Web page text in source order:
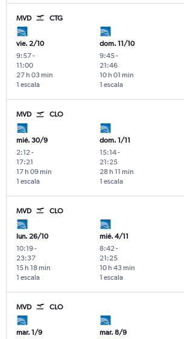
MVD CTG
vie. 2/10
9:57-
11:00
1 escala
27 h 03 min
dom. 11/10
9:45-
21:46
1 escala
10 h 01 min
MVD CLO
mié. 30/9
2:12 -
17:21
1 escala
17 h 09 min
dom. 1/11
15:14-
21:25
1 escala
28 h 11 min
MVD CLO
lun. 26/10
10:19-
23:37
1 escala
15 h 18 min
mié. 4/11
8:42 -
21:25
1 escala
10 h 43 min
MVD CLO
mar. 1/9
mar. 8/9